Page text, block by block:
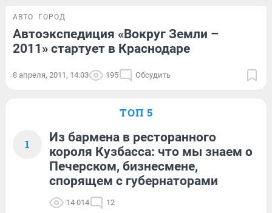
АВТО ГОРОД
Автоэкспедиция «Вокруг Земли –
2011» стартует в Краснодаре
8 апреля, 2011, 14:03 195 Обсудить
ТОП 5
1
Из бармена в ресторанного
короля Кузбасса: что мы знаем о
Печерском, бизнесмене,
спорящем с губернаторами
14 014 12